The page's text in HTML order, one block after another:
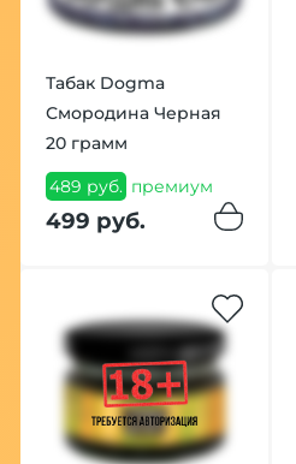
Табак Dogma
Смородина Черная
20 грамм
489 руб. премиум
499 руб.